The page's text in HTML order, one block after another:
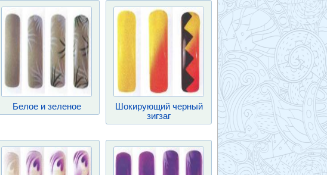
Белое и зеленое
Шокирующий черный
зигзаг